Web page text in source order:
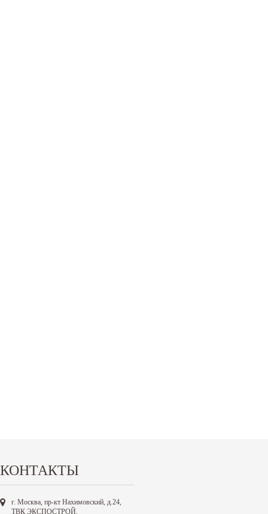
КОНТАКТЫ
г. Москва, пр-кт Нахимовский, д.24,
ТВК ЭКСПОСТРОЙ,